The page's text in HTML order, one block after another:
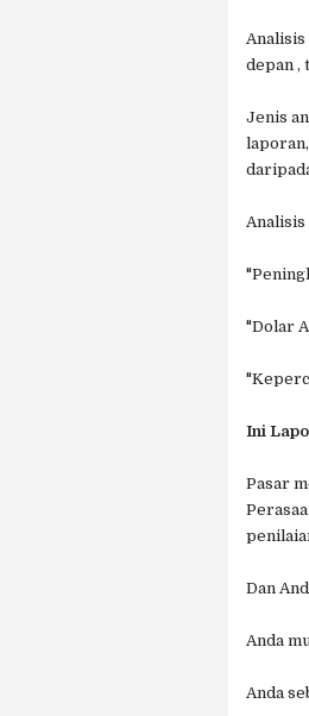
Analisis
depan ,
Jenis
Analisis
"Dolar
Ini
Pasar
Dan
Anda
Anda